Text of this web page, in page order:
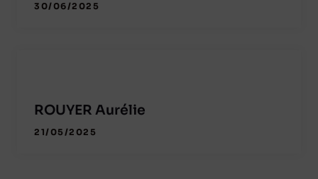
30/06/2025
ROUYER Aurélie
21/05/2025